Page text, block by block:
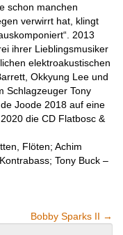
schon manchen
verwirrt hat, klingt
2013
ihrer Lieblingsmusiker
elektroakustischen
Okkyung Lee und
Schlagzeuger Tony
Joode 2018 auf eine
die CD Flatbosc &
Flöten; Achim
Tony Buck –
Bobby Sparks II →